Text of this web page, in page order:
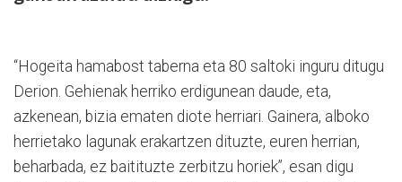
“Hogeita hamabost taberna eta 80 saltoki inguru ditugu
Derion. Gehienak herriko erdigunean daude, eta,
azkenean, bizia ematen diote herriari. Gainera, alboko
herrietako lagunak erakartzen dituzte, euren herrian,
beharbada, ez baitituzte zerbitzu horiek”, esan digu